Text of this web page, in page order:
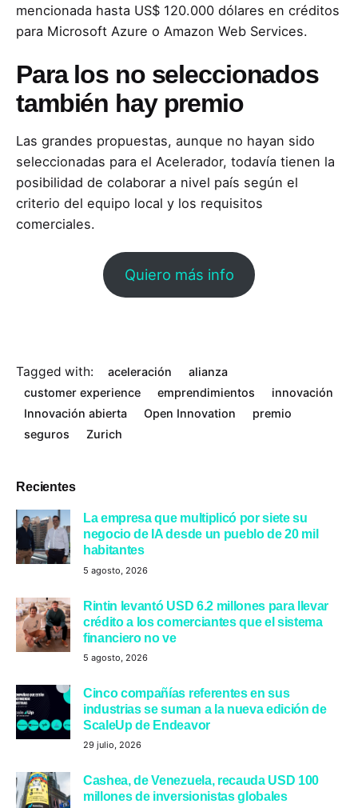
Recientes
La empresa que multiplicó por siete su
negocio de IA desde un pueblo de 20 mil
habitantes
5 agosto, 2026
Rintin levantó USD 6.2 millones para llevar
crédito a los comerciantes que el sistema
financiero no ve
5 agosto, 2026
Cinco compañías referentes en sus
industrias se suman a la nueva edición de
ScaleUp de Endeavor
29 julio, 2026
Cashea, de Venezuela, recauda USD 100
millones de inversionistas globales
mencionada hasta US$ 120.000 dólares en créditos
para Microsoft Azure o Amazon Web Services.
Para los no seleccionados
también hay premio
Las grandes propuestas, aunque no hayan sido
seleccionadas para el Acelerador, todavía tienen la
posibilidad de colaborar a nivel país según el
criterio del equipo local y los requisitos
comerciales.
Quiero más info
Tagged with: aceleración
alianza
customer experience
emprendimientos
innovación
Innovación abierta
Open Innovation
premio
seguros
Zurich